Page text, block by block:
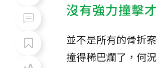
沒有強力撞擊
並不是所有的骨折
撞得稀巴爛了，何